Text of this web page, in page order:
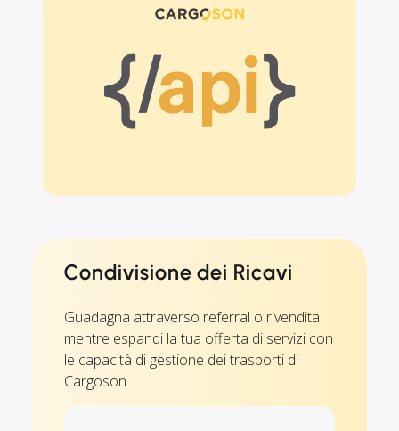
Condivisione dei Ricavi
Guadagna attraverso referral o rivendita
mentre espandi la tua offerta di servizi con
le capacità di gestione dei trasporti di
Cargoson.